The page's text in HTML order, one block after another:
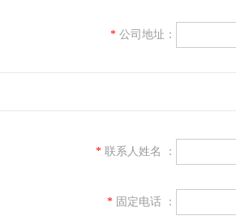
* 公司地址：
* 联系人姓名 ：
* 固定电话 ：